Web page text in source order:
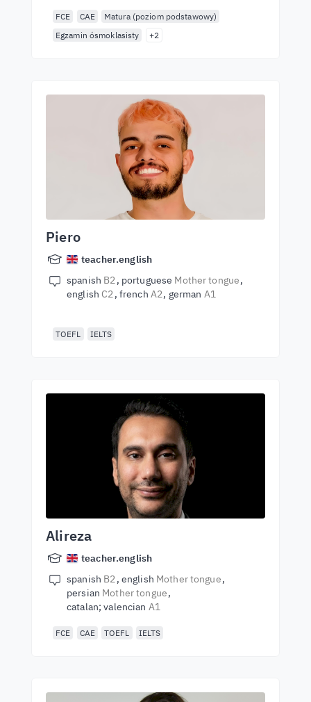
FCE CAE
Matura (poziom podstawowy)
Egzamin ósmoklasisty
+2
Piero
teacher.english
spanish B2 portuguese Mother tongue
english C2 french A2 german A1
TOEFL IELTS
Alireza
teacher.english
spanish B2 english Mother tongue
persian Mother tongue
catalan; valencian A1
FCE CAE TOEFL IELTS